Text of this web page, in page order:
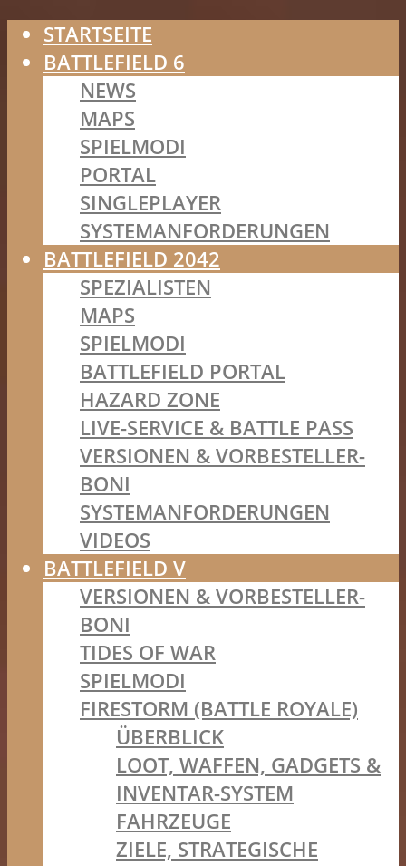
STARTSEITE
BATTLEFIELD 6
NEWS
MAPS
SPIELMODI
PORTAL
SINGLEPLAYER
SYSTEMANFORDERUNGEN
BATTLEFIELD 2042
SPEZIALISTEN
MAPS
SPIELMODI
BATTLEFIELD PORTAL
HAZARD ZONE
LIVE-SERVICE & BATTLE PASS
VERSIONEN & VORBESTELLER-
BONI
SYSTEMANFORDERUNGEN
VIDEOS
BATTLEFIELD V
VERSIONEN & VORBESTELLER-
BONI
TIDES OF WAR
SPIELMODI
FIRESTORM (BATTLE ROYALE)
ÜBERBLICK
LOOT, WAFFEN, GADGETS &
INVENTAR-SYSTEM
FAHRZEUGE
ZIELE, STRATEGISCHE